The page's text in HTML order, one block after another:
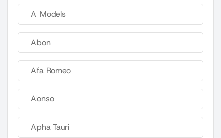
AI Models
Albon
Alfa Romeo
Alonso
Alpha Tauri